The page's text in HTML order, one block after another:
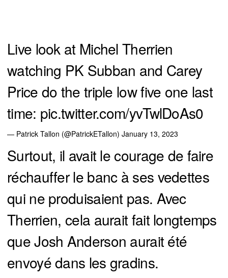
Live look at Michel Therrien
watching PK Subban and Carey
Price do the triple low five one last
time: pic.twitter.com/yvTwlDoAs0
— Patrick Tallon (@PatrickETallon) January 13, 2023
Surtout, il avait le courage de faire
réchauffer le banc à ses vedettes
qui ne produisaient pas. Avec
Therrien, cela aurait fait longtemps
que Josh Anderson aurait été
envoyé dans les gradins.